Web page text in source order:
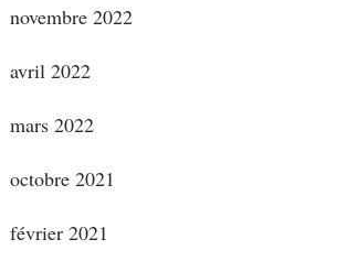
novembre 2022
avril 2022
mars 2022
octobre 2021
février 2021